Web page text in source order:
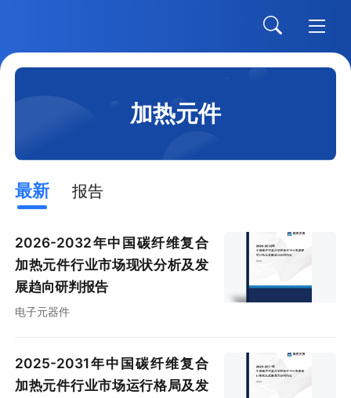
加热元件
最新 报告
2026-2032年中国碳纤维复合
加热元件行业市场现状分析及发
展趋向研判报告
电子元器件
2025-2031年中国碳纤维复合
加热元件行业市场运行格局及发